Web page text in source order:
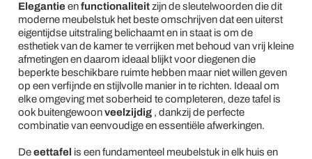
Elegantieenfunctionaliteitzijn de sleutelwoorden die dit
moderne meubelstuk het beste omschrijven dat een uiterst
eigentijdse uitstraling belichaamt en in staat is om de
esthetiek van de kamer te verrijken met behoud van vrij kleine
afmetingen en daarom ideaal blijkt voor diegenen die
beperkte beschikbare ruimte hebben maar niet willen geven
op een verfijnde en stijlvolle manier in te richten. Ideaal om
elke omgeving met soberheid te completeren, deze tafel is
ook buitengewoonveelzijdig, dankzij de perfecte
combinatie van eenvoudige en essentiële afwerkingen.
Deeettafel is een fundamenteel meubelstuk in elk huis en